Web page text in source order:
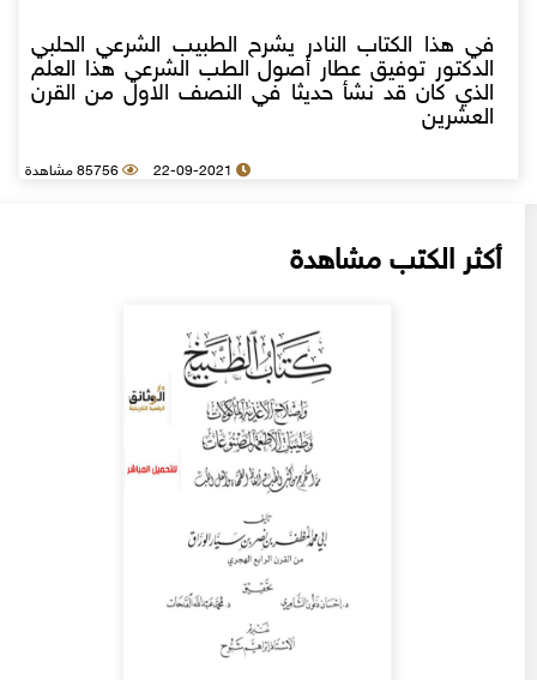
في هذا الكتاب النادر يشرح الطبيب الشرعي الحلبي
الدكتور توفيق عطار أصول الطب الشرعي هذا العلم
الذي كان قد نشأ حديثا في النصف الاول من القرن
العشرين
22-09-2021 85756 مشاهدة
أكثر الكتب مشاهدة